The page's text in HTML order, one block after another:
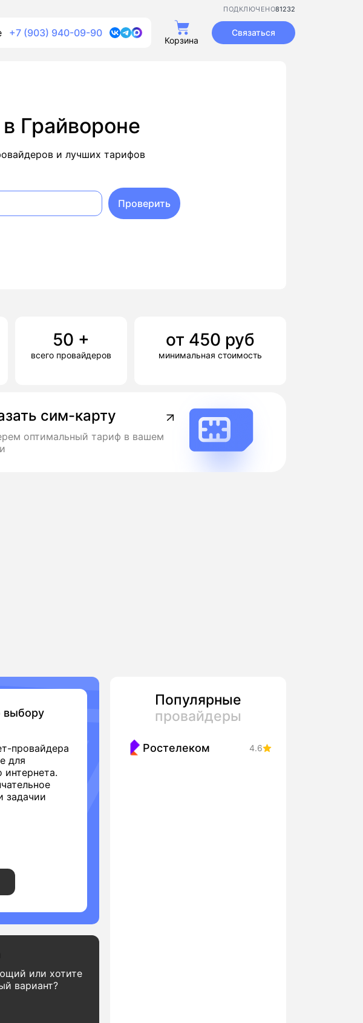
81232
ПОДКЛЮЧЕНО
+7 (903) 940-09-90
Корзина
Связаться
в Грайвороне
и лучших тарифов
Проверить
50 +
всего провайдеров
от 450 руб
минимальная стоимость
сим-карту
оптимальный тариф в вашем
выбору
провайдера
для
интернета.
задачии
или хотите
вариант?
Популярные
провайдеры
Ростелеком 4.6